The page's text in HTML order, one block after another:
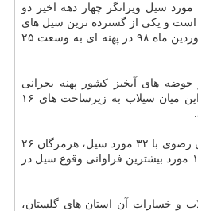
*بر اساس این گزارش از ۱۲ مورد سیل ویرانگر چهار دهه اخیر دو
سال ۹۸ رخ داده است و یكی از گسترده ترین سیل های
نیم قرن اخیر كشور نیز در فروردین ماه ۹۸ در پهنه ای به وسعت ۲۵
از حوضه های آبخیز كشور پهنه بحرانی
سیل در سال ۹۸ بودند و در این میان سیلاب به زیرساخت های ۱۶
* به ترتیب استان های خراسان رضوی با ۳۲ مورد سیل، هرمزگان ۲۶
مورد و سیستان و بلوچستان ۱۵ مورد بیشترین فراوانی وقوع سیل در
و خسارات آن استان های گلستان،